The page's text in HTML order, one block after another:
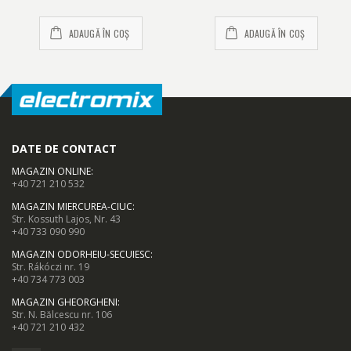
asiguri ca mirosurile neplacute nu se vor raspandi in toata casa.
ADAUGĂ ÎN COȘ ADAUGĂ ÎN COȘ
DATE DE CONTACT
MAGAZIN ONLINE:
+40 721 210 532
MAGAZIN MIERCUREA-CIUC:
Str. Kossuth Lajos, Nr. 43
+40 733 090 990
MAGAZIN ODORHEIU-SECUIESC:
Str. Rákóczi nr. 19
+40 734 773 003
MAGAZIN GHEORGHENI:
Str. N. Bălcescu nr. 106
+40 721 210 432